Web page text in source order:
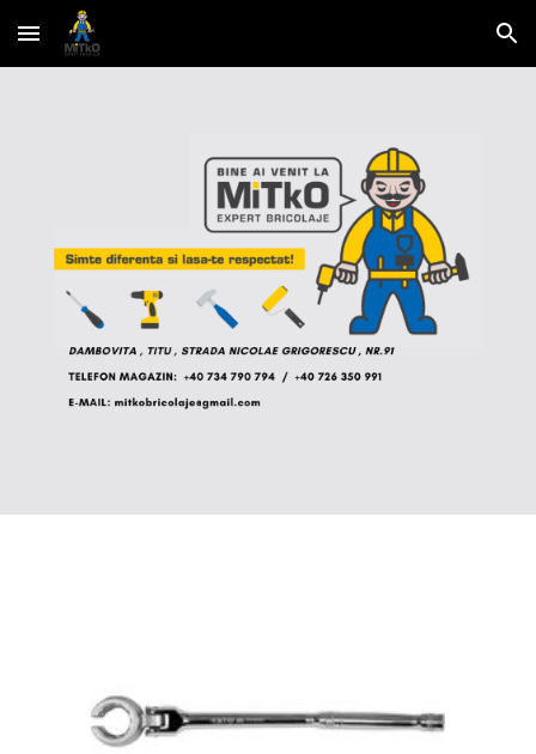
Skip to main content Skip to navigation